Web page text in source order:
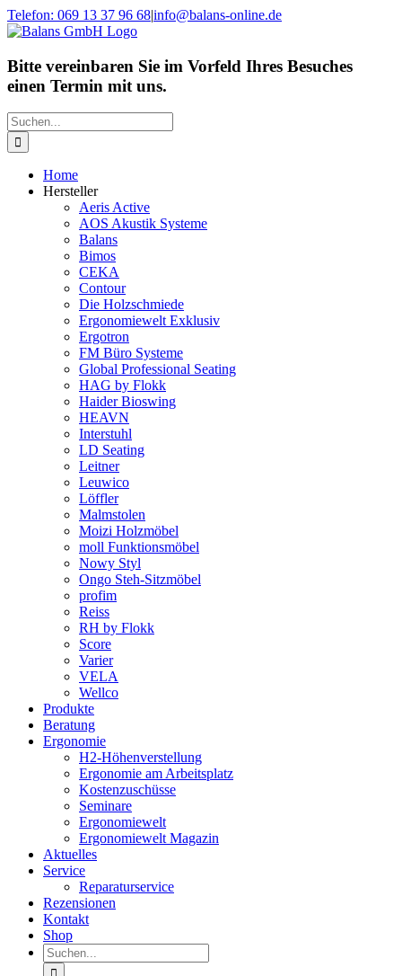
Zum
Inhalt
Telefon: 069 13 37 96 68|info@balans-online.de
Facebook
Instagram
YouTube
Bitte vereinbaren Sie im Vorfeld Ihres Besuches
einen Termin mit uns.
Suche
nach:
Home
Hersteller
Aeris Active
AOS Akustik Systeme
Balans
Bimos
CEKA
Contour
Die Holzschmiede
Ergonomiewelt Exklusiv
Ergotron
FM Büro Systeme
Global Professional Seating
HAG by Flokk
Haider Bioswing
HEAVN
Interstuhl
LD Seating
Leitner
Leuwico
Löffler
Malmstolen
Moizi Holzmöbel
moll Funktionsmöbel
Nowy Styl
Ongo Steh-Sitzmöbel
profim
Reiss
RH by Flokk
Score
Varier
VELA
Wellco
Produkte
Beratung
Ergonomie
H2-Höhenverstellung
Ergonomie am Arbeitsplatz
Kostenzuschüsse
Seminare
Ergonomiewelt
Ergonomiewelt Magazin
Aktuelles
Service
Reparaturservice
Rezensionen
Kontakt
Shop
Suche
nach: